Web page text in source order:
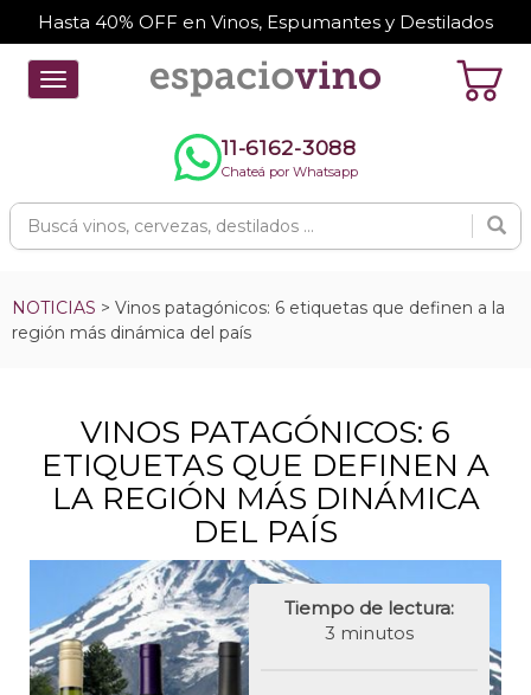
Hasta 40% OFF en Vinos, Espumantes y Destilados
Toggle
navigation
11-6162-3088
Chateá por Whatsapp
NOTICIAS > Vinos patagónicos: 6 etiquetas que definen a la
región más dinámica del país
VINOS PATAGÓNICOS: 6
ETIQUETAS QUE DEFINEN A
LA REGIÓN MÁS DINÁMICA
DEL PAÍS
Tiempo de lectura:
3 minutos